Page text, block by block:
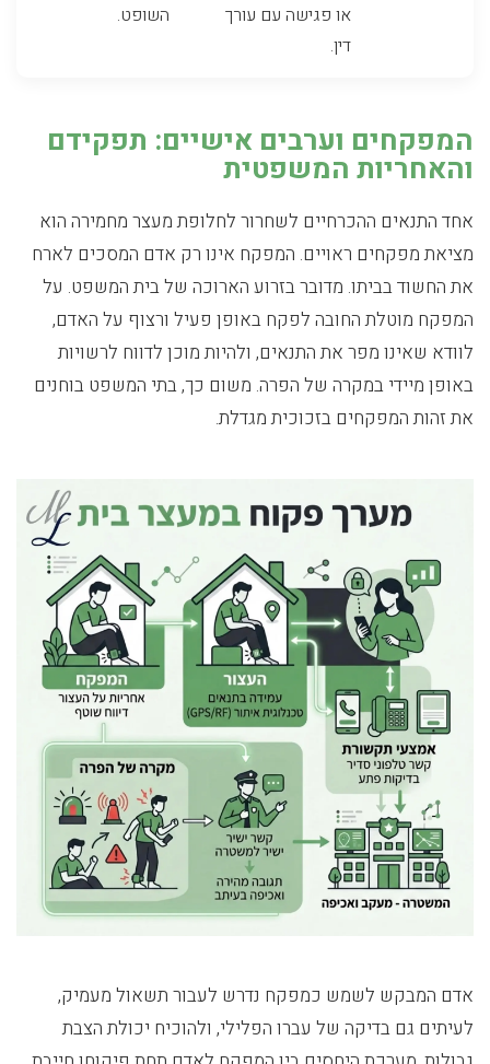
או פגישה עם עורך
דין.
השופט.
המפקחים וערבים אישיים: תפקידם
והאחריות המשפטית
אחד התנאים ההכרחיים לשחרור לחלופת מעצר מחמירה הוא
מציאת מפקחים ראויים. המפקח אינו רק אדם המסכים לארח
את החשוד בביתו. מדובר בזרוע הארוכה של בית המשפט. על
המפקח מוטלת החובה לפקח באופן פעיל ורצוף על האדם,
לוודא שאינו מפר את התנאים, ולהיות מוכן לדווח לרשויות
באופן מיידי במקרה של הפרה. משום כך, בתי המשפט בוחנים
את זהות המפקחים בזכוכית מגדלת.
אדם המבקש לשמש כמפקח נדרש לעבור תשאול מעמיק,
לעיתים גם בדיקה של עברו הפלילי, ולהוכיח יכולת הצבת